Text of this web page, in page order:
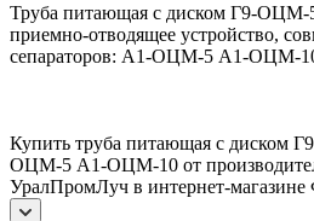
Труба питающая с диском Г9-ОЦМ-5
приемно-отводящее устройство,
сепараторов: А1-ОЦМ-5 А1-ОЦМ-
Купить труба питающая с диском
ОЦМ-5 А1-ОЦМ-10 от
УралПромЛуч в интернет-